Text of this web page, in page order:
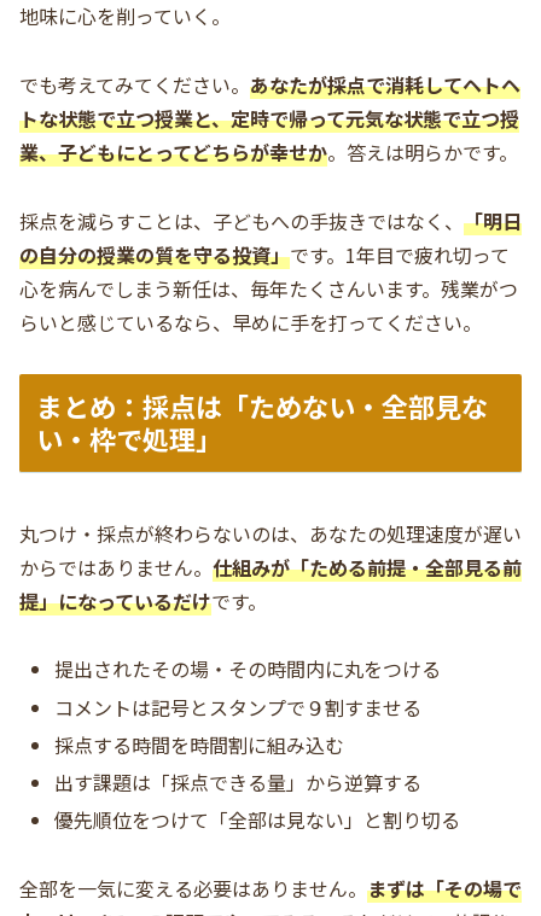
地味に心を削っていく。
でも考えてみてください。 あなたが採点で消耗してヘトヘ
トな状態で立つ授業と、定時で帰って元気な状態で立つ授
業、子どもにとってどちらが幸せか。答えは明らかです。
採点を減らすことは、子どもへの手抜きではなく、 「明日
の自分の授業の質を守る投資」です。1年目で疲れ切って
心を病んでしまう新任は、毎年たくさんいます。残業がつ
らいと感じているなら、早めに手を打ってください。
まとめ：採点は「ためない・全部見な
い・枠で処理」
丸つけ・採点が終わらないのは、あなたの処理速度が遅い
からではありません。 仕組みが「ためる前提・全部見る前
提」になっているだけです。
提出されたその場・その時間内に丸をつける
コメントは記号とスタンプで９割すませる
採点する時間を時間割に組み込む
出す課題は「採点できる量」から逆算する
優先順位をつけて「全部は見ない」と割り切る
全部を一気に変える必要はありません。 まずは「その場で